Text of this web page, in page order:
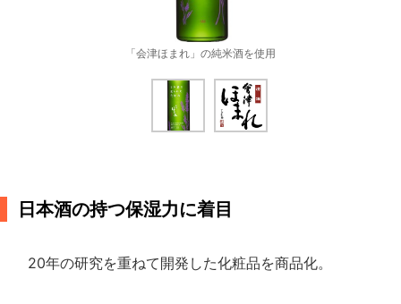
「会津ほまれ」の純米酒を使用
日本酒の持つ保湿力に着目
20年の研究を重ねて開発した化粧品を商品化。